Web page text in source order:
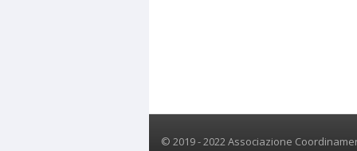
© 2019 - 2022 Associazione